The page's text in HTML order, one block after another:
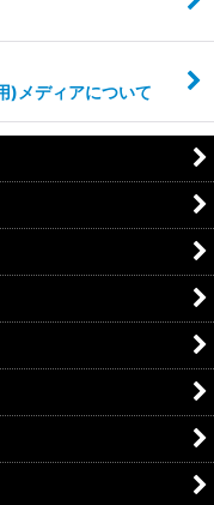
)メディアについて